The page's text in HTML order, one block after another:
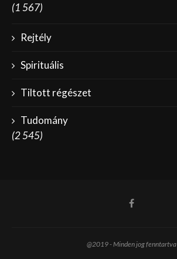
(1 567)
Rejtély
Spirituális
Tiltott régészet
Tudomány
(2 545)
@2019 - Minden jog fenntartva